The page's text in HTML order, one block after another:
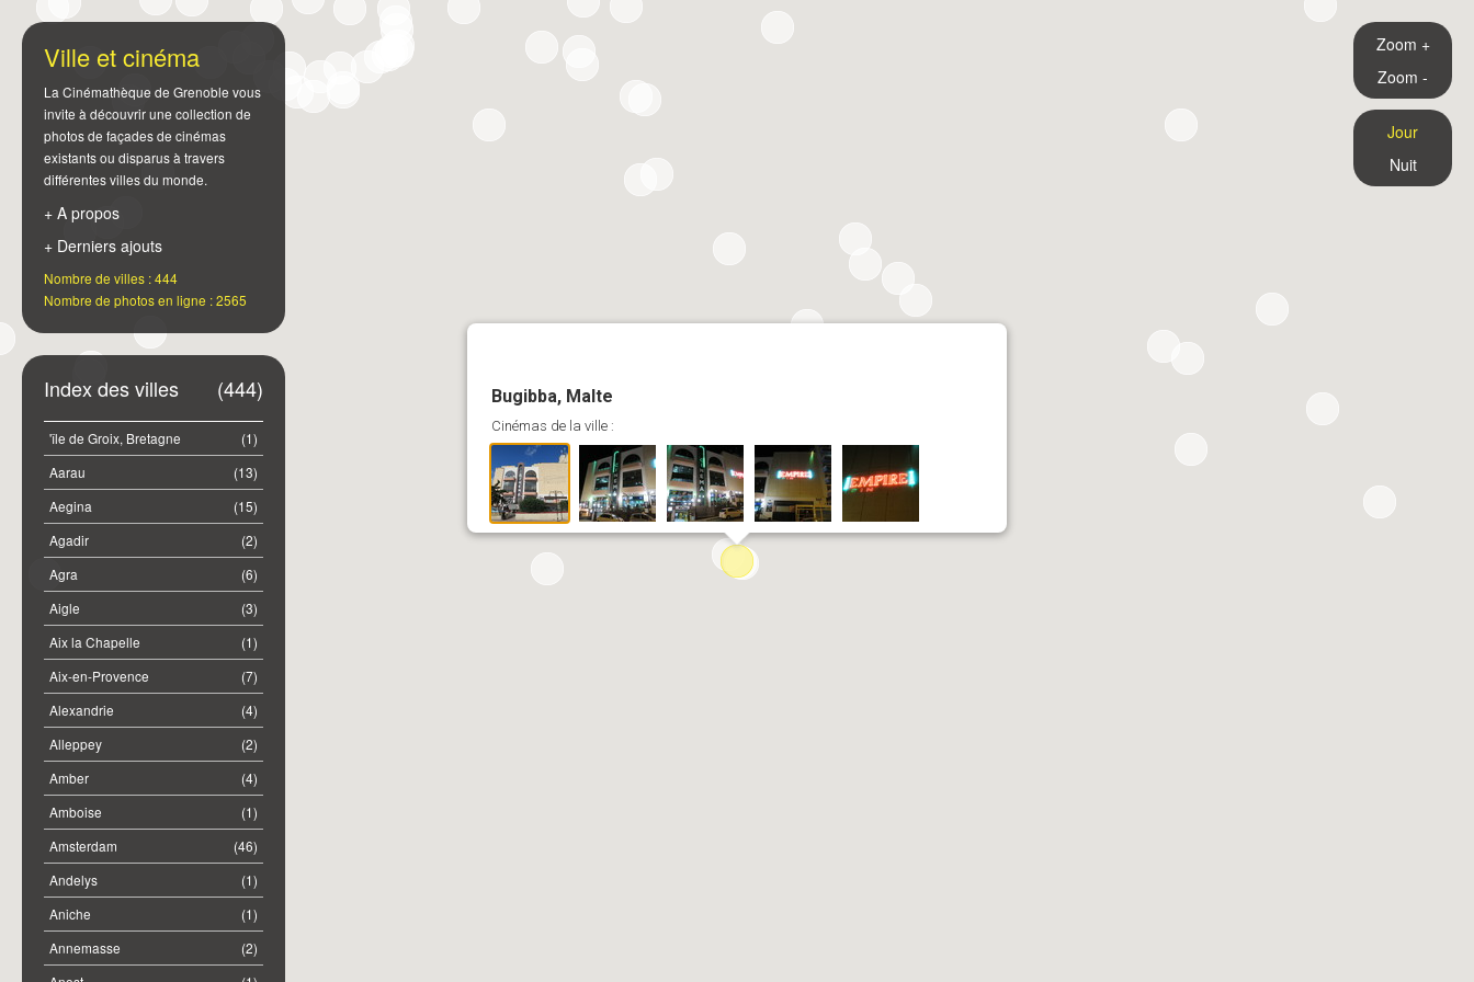
Bugibba, Malte
Cinémas de la ville :
Ville et cinéma
La Cinémathèque de Grenoble vous
invite à découvrir une collection de
photos de façades de cinémas
existants ou disparus à travers
différentes villes du monde.
+ A propos
+ Derniers ajouts
Nombre de villes : 444
Nombre de photos en ligne : 2565
(444)
Index des villes
(1)
'île de Groix, Bretagne
(13)
Aarau
(15)
Aegina
(2)
Agadir
(6)
Agra
(3)
Aigle
(1)
Aix la Chapelle
(7)
Aix-en-Provence
(4)
Alexandrie
(2)
Alleppey
(4)
Amber
(1)
Amboise
(46)
Amsterdam
(1)
Andelys
(1)
Aniche
(2)
Annemasse
Zoom +
Zoom -
Jour
Nuit